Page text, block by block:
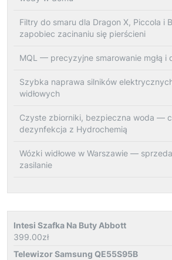
Filtry do smaru dla Dragon X, Piccola i
zapobiec zacinaniu się pierścieni
MQL — precyzyjne smarowanie mgłą i
Szybka naprawa silników
widłowych
Czyste zbiorniki, bezpieczna woda —
dezynfekcja z Hydrochemią
Wózki widłowe w Warszawie —
zasilanie
Intesi Szafka Na Buty Abbott
399.00zł
Telewizor Samsung QE55S95B